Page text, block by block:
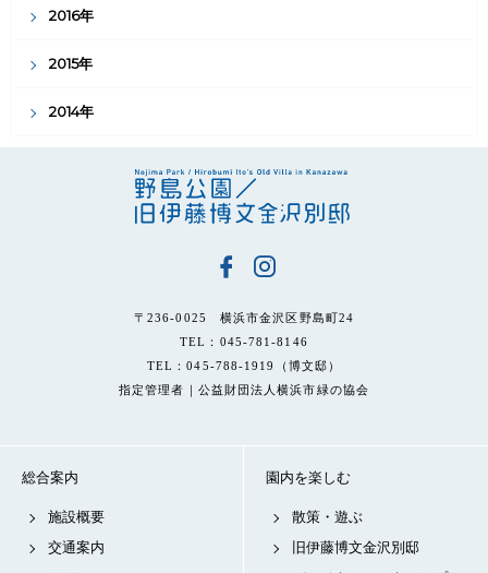
2016年
2015年
2014年
〒236-0025 横浜市金沢区野島町24
TEL：045-781-8146
TEL：045-788-1919（博文邸）
指定管理者｜公益財団法人横浜市緑の協会
総合案内
施設概要
交通案内
園内を楽しむ
散策・遊ぶ
旧伊藤博文金沢別邸